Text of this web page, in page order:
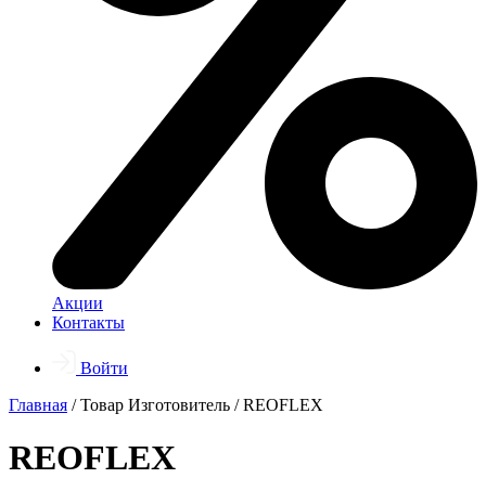
Акции
Контакты
Войти
Главная / Товар Изготовитель / REOFLEX
REOFLEX